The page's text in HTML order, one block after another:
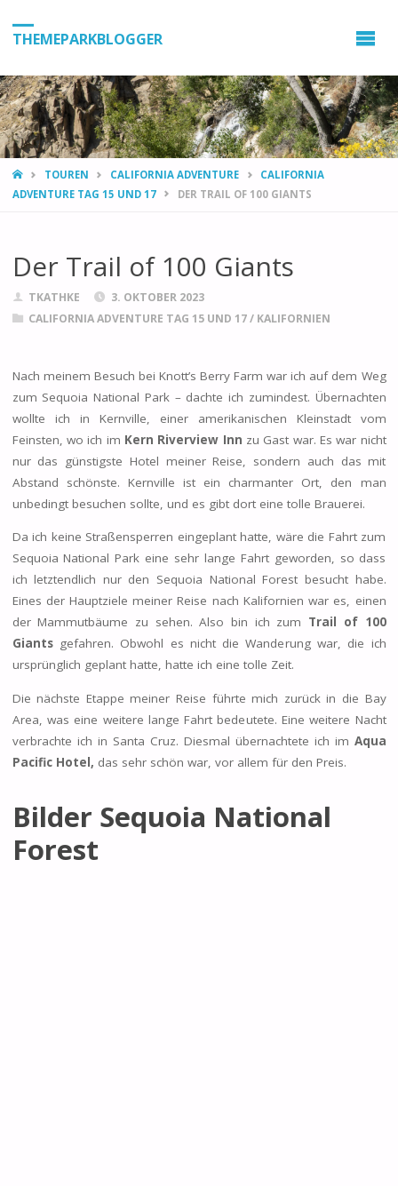
THEMEPARKBLOGGER
HOMETOUREN CALIFORNIA ADVENTURE
CALIFORNIA
ADVENTURE TAG 15 UND 17
DER TRAIL OF 100 GIANTS
Der Trail of 100 Giants
TKATHKE
3. OKTOBER 2023
CALIFORNIA ADVENTURE TAG 15 UND 17/ KALIFORNIEN
Nach meinem Besuch bei Knott’s Berry Farm war ich auf dem Weg
zum Sequoia National Park – dachte ich zumindest. Übernachten
wollte ich in Kernville, einer amerikanischen Kleinstadt vom
Feinsten, wo ich im Kern Riverview Inn zu Gast war. Es war nicht
nur das günstigste Hotel meiner Reise, sondern auch das mit
Abstand schönste. Kernville ist ein charmanter Ort, den man
unbedingt besuchen sollte, und es gibt dort eine tolle Brauerei.
Da ich keine Straßensperren eingeplant hatte, wäre die Fahrt zum
Sequoia National Park eine sehr lange Fahrt geworden, so dass
ich letztendlich nur den Sequoia National Forest besucht habe.
Eines der Hauptziele meiner Reise nach Kalifornien war es, einen
der Mammutbäume zu sehen. Also bin ich zum Trail of 100
Giantsgefahren. Obwohl es nicht die Wanderung war, die ich
ursprünglich geplant hatte, hatte ich eine tolle Zeit.
Die nächste Etappe meiner Reise führte mich zurück in die Bay
Area, was eine weitere lange Fahrt bedeutete. Eine weitere Nacht
verbrachte ich in Santa Cruz. Diesmal übernachtete ich im Aqua
Pacific Hotel, das sehr schön war, vor allem für den Preis.
Bilder Sequoia National
Forest